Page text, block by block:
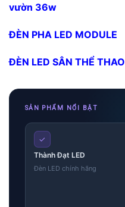
vườn 36w
ĐÈN PHA LED MODULE
ĐÈN LED SÂN THỂ THAO
SẢN PHẨM NỔI BẬT
✓
Thành Đạt LED
Đèn LED chính hãng